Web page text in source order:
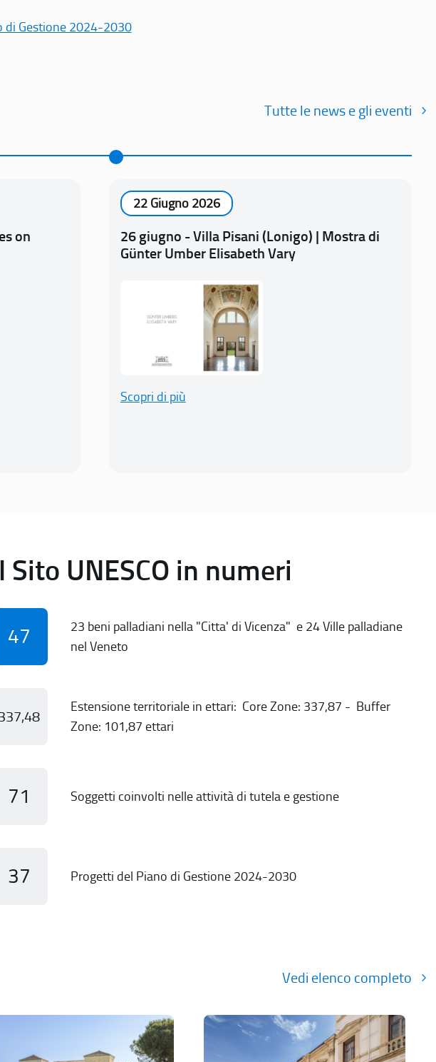
di Gestione 2024-2030
Tutte le news e gli eventi
on
22 Giugno 2026
26 giugno - Villa Pisani (Lonigo) | Mostra di
Günter Umber Elisabeth Vary
Scopri di più
Sito UNESCO in numeri
47
23 beni palladiani nella "Citta' di Vicenza" e 24 Ville palladiane
nel Veneto
Estensione territoriale in ettari: Core Zone: 337,87 - Buffer
Zone: 101,87 ettari
71 Soggetti coinvolti nelle attività di tutela e gestione
37 Progetti del Piano di Gestione 2024-2030
Vedi elenco completo